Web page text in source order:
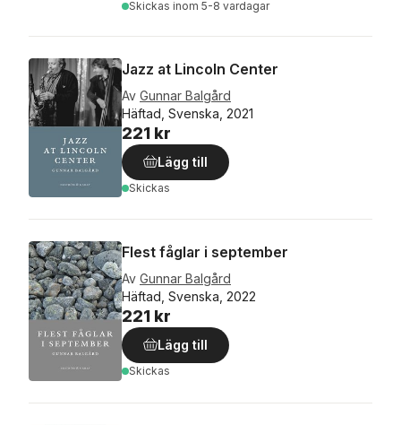
Skickas inom 5-8 vardagar
Jazz at Lincoln Center
Av Gunnar Balgård
Häftad, Svenska, 2021
221 kr
Lägg till
Skickas
Flest fåglar i september
Av Gunnar Balgård
Häftad, Svenska, 2022
221 kr
Lägg till
Skickas